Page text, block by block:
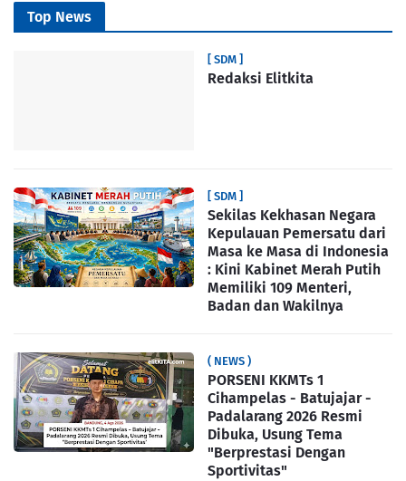
Top News
[ SDM ]
Redaksi Elitkita
[ SDM ]
Sekilas Kekhasan Negara
Kepulauan Pemersatu dari
Masa ke Masa di Indonesia
: Kini Kabinet Merah Putih
Memiliki 109 Menteri,
Badan dan Wakilnya
( NEWS )
PORSENI KKMTs 1
Cihampelas - Batujajar -
Padalarang 2026 Resmi
Dibuka, Usung Tema
"Berprestasi Dengan
Sportivitas"